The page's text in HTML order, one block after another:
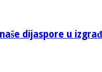
dijaspore u